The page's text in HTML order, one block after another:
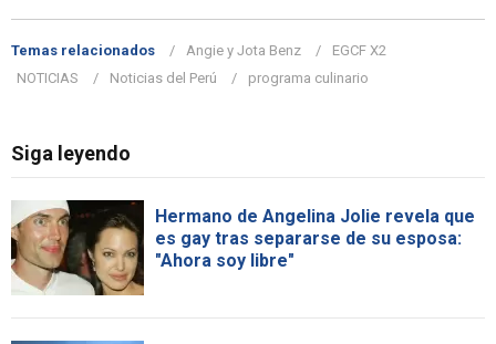
Temas relacionados Angie y Jota Benz
EGCF X2
NOTICIAS
Noticias del Perú programa culinario
Siga leyendo
Hermano de Angelina Jolie revela que
es gay tras separarse de su esposa:
"Ahora soy libre"